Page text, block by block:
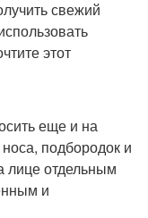
свежий
этот
еще и на
подбородок и
лице отдельным
и